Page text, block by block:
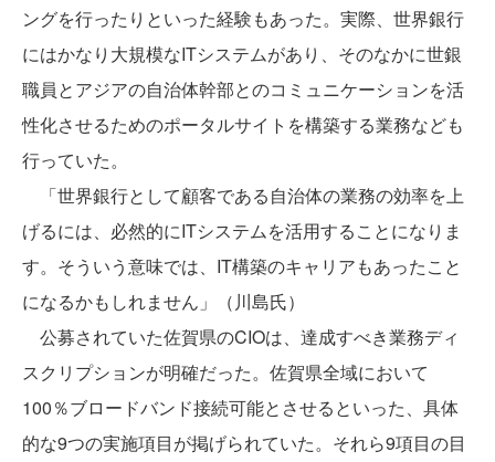
ングを行ったりといった経験もあった。実際、世界銀行
にはかなり大規模なITシステムがあり、そのなかに世銀
職員とアジアの自治体幹部とのコミュニケーションを活
性化させるためのポータルサイトを構築する業務なども
行っていた。
「世界銀行として顧客である自治体の業務の効率を上
げるには、必然的にITシステムを活用することになりま
す。そういう意味では、IT構築のキャリアもあったこと
になるかもしれません」（川島氏）
公募されていた佐賀県のCIOは、達成すべき業務ディ
スクリプションが明確だった。佐賀県全域において
100％ブロードバンド接続可能とさせるといった、具体
的な9つの実施項目が掲げられていた。それら9項目の目